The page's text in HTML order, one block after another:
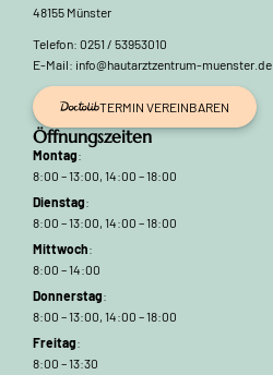
48155 Münster
Telefon: 0251 / 53953010
E-Mail: info@hautarztzentrum-muenster.de
TERMIN VEREINBAREN
Öffnungszeiten
Montag:
8:00 – 13:00, 14:00 – 18:00
Dienstag:
8:00 – 13:00, 14:00 – 18:00
Mittwoch:
8:00 – 14:00
Donnerstag:
8:00 – 13:00, 14:00 – 18:00
Freitag:
8:00 – 13:30